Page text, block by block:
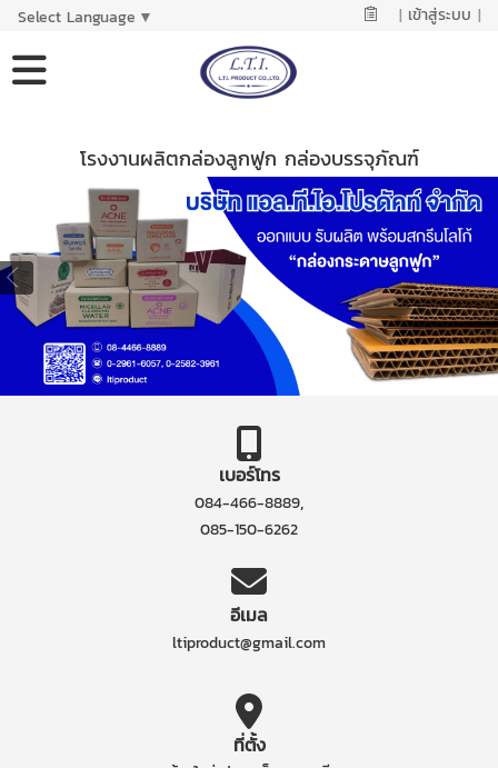
Select Language ▼ | เข้าสู่ระบบ |
โรงงานผลิตกล่องลูกฟูก กล่องบรรจุภัณฑ์
เบอร์โทร
084-466-8889,
085-150-6262
อีเมล
ltiproduct@gmail.com
ที่ตั้ง